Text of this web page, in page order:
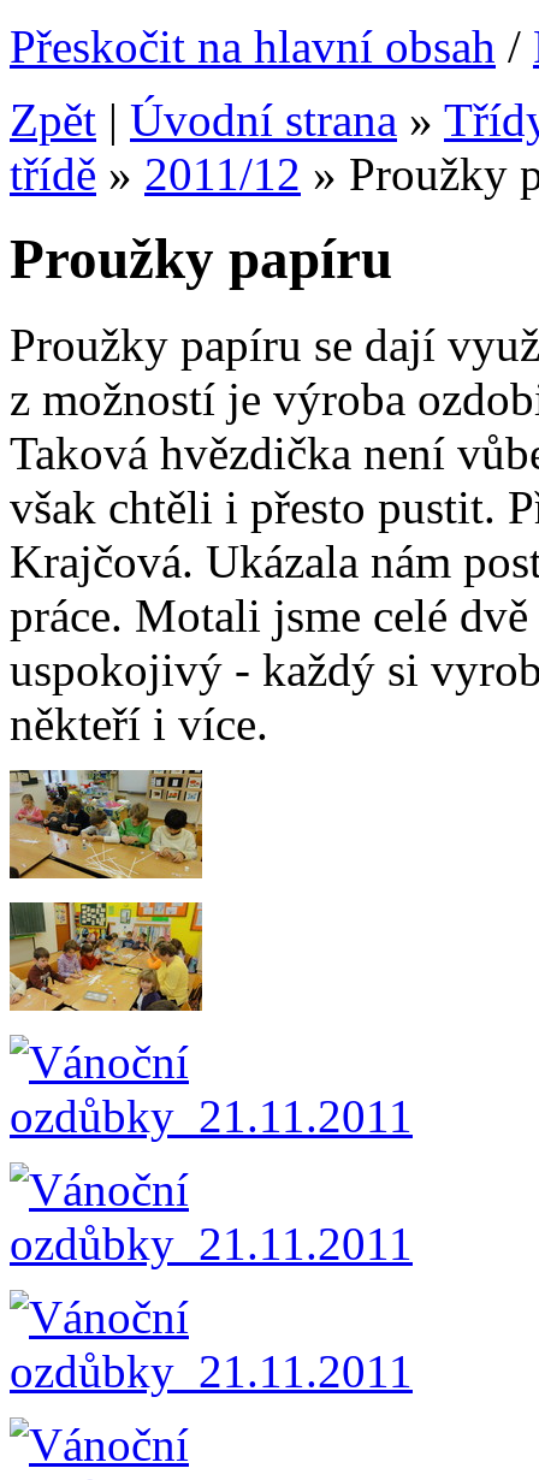
Přeskočit na hlavní obsah /
Zpět | Úvodní strana »
třídě » 2011/12 » Proužky
Proužky papíru
Proužky papíru se dají
z možností je výroba
Taková hvězdička není
však chtěli i přesto pustit.
Krajčová. Ukázala nám
práce. Motali jsme celé
uspokojivý - každý si
někteří i více.